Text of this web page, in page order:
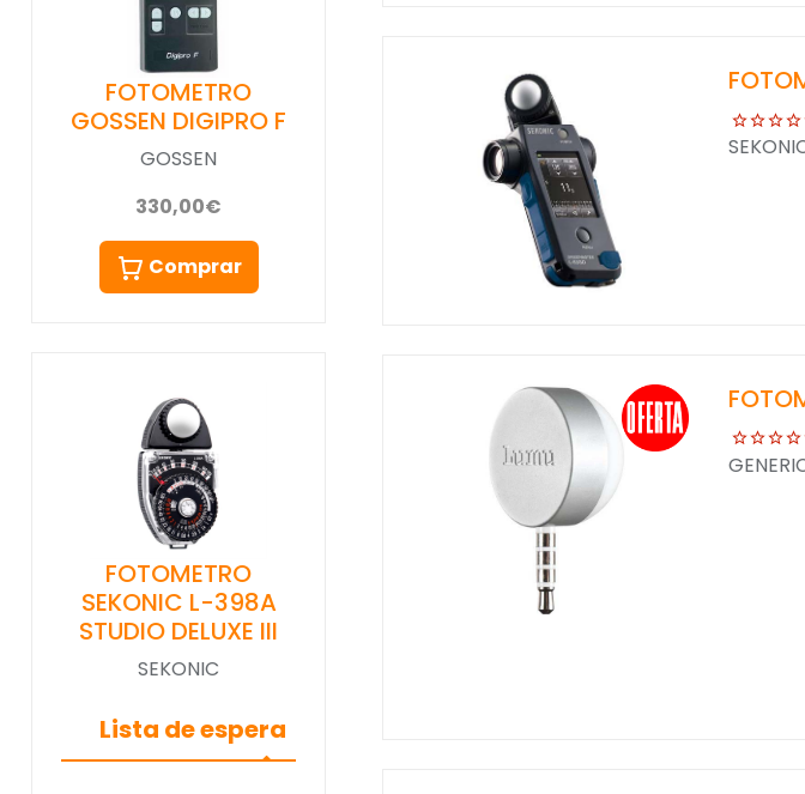
FOTOMETRO
GOSSEN DIGIPRO F
GOSSEN
330,00€
Comprar
FOTOMETRO
SEKONIC L-398A
STUDIO DELUXE III
SEKONIC
Lista de espera